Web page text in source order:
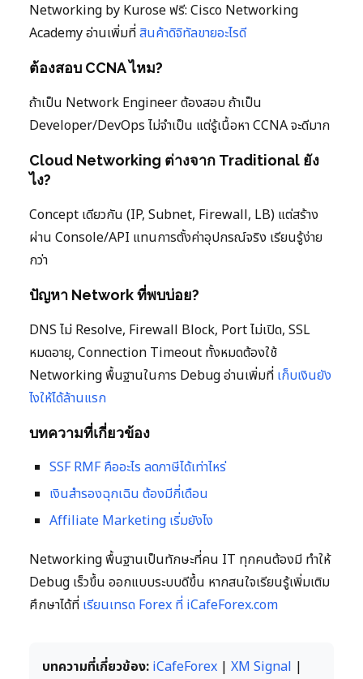
Networking by Kurose ฟรี: Cisco Networking
Academy อ่านเพิ่มที่สินค้าดิจิทัลขายอะไรดี
ต้องสอบ CCNA ไหม?
ถ้าเป็น Network Engineer ต้องสอบ ถ้าเป็น
Developer/DevOps ไม่จำเป็น แต่รู้เนื้อหา CCNA จะดีมาก
Cloud Networking ต่างจาก Traditional ยัง
ไง?
Concept เดียวกัน (IP, Subnet, Firewall, LB) แต่สร้าง
ผ่าน Console/API แทนการตั้งค่าอุปกรณ์จริง เรียนรู้ง่าย
กว่า
ปัญหา Network ที่พบบ่อย?
DNS ไม่ Resolve, Firewall Block, Port ไม่เปิด, SSL
หมดอายุ, Connection Timeout ทั้งหมดต้องใช้
Networking พื้นฐานในการ Debug อ่านเพิ่มที่ เก็บเงินยัง
ไงให้ได้ล้านแรก
บทความที่เกี่ยวข้อง
SSF RMF คืออะไร ลดภาษีได้เท่าไหร่
เงินสำรองฉุกเฉิน ต้องมีกี่เดือน
Affiliate Marketing เริ่มยังไง
Networking พื้นฐานเป็นทักษะที่คน IT ทุกคนต้องมี ทำให้
Debug เร็วขึ้น ออกแบบระบบดีขึ้น หากสนใจเรียนรู้เพิ่มเติม
ศึกษาได้ที่ เรียนเทรด Forex ที่ iCafeForex.com
บทความที่เกี่ยวข้อง: iCafeForex | XM Signal |